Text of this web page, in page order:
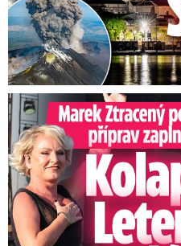
Marek Ztracený na Letné: